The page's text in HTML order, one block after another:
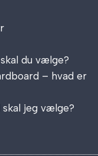
du vælge?
– hvad er
jeg vælge?